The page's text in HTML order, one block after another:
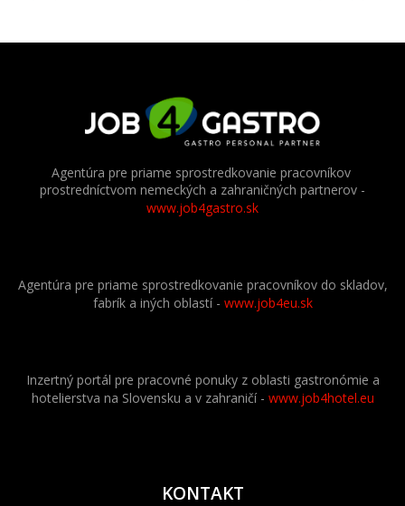
Agentúra pre priame sprostredkovanie pracovníkov
prostredníctvom nemeckých a zahraničných partnerov -
www.job4gastro.sk
Agentúra pre priame sprostredkovanie pracovníkov do skladov,
fabrík a iných oblastí - www.job4eu.sk
Inzertný portál pre pracovné ponuky z oblasti gastronómie a
hotelierstva na Slovensku a v zahraničí - www.job4hotel.eu
KONTAKT